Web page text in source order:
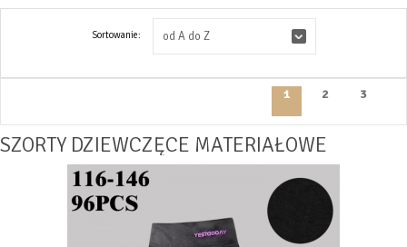
Sortowanie: od A do Z
1 2 3
SZORTY DZIEWCZĘCE MATERIAŁOWE